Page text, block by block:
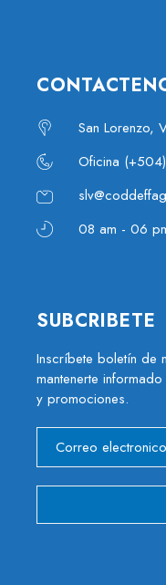
San Lorenzo,
Oficina
08 am - 06
SUBCRIBETE
Inscríbete boletín de
mantenerte
y promociones.